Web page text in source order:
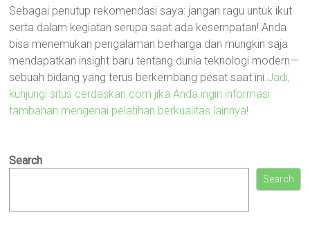
Sebagai penutup rekomendasi saya: jangan ragu untuk ikut
serta dalam kegiatan serupa saat ada kesempatan! Anda
bisa menemukan pengalaman berharga dan mungkin saja
mendapatkan insight baru tentang dunia teknologi modern—
sebuah bidang yang terus berkembang pesat saat ini.Jadi,
kunjungi situs cerdaskan.com jika Anda ingin informasi
tambahan mengenai pelatihan berkualitas lainnya!
Search
Search